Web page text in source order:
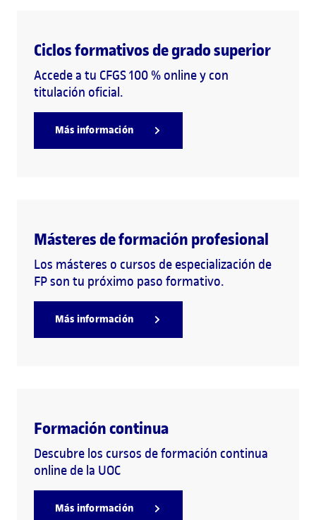
Ciclos formativos de grado superior
Accede a tu CFGS 100 % online y con
titulación oficial.
Más información
Másteres de formación profesional
Los másteres o cursos de especialización de
FP son tu próximo paso formativo.
Más información
Formación continua
Descubre los cursos de formación continua
online de la UOC
Más información